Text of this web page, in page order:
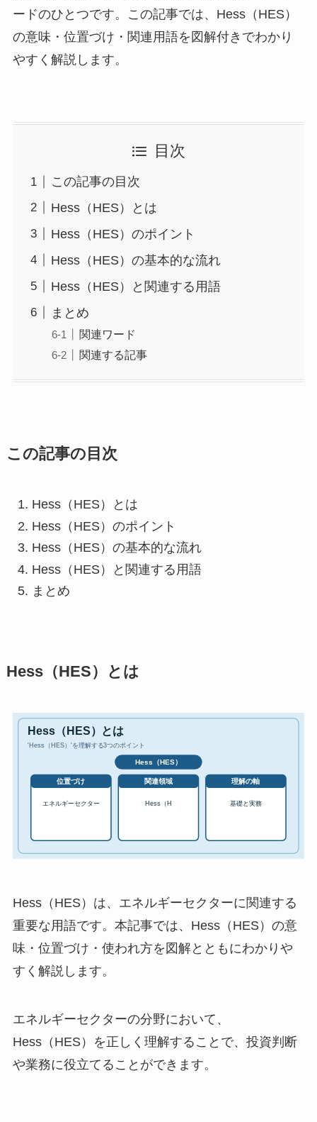
ードのひとつです。この記事では、Hess（HES）
の意味・位置づけ・関連用語を図解付きでわかり
やすく解説します。
目次
この記事の目次
Hess（HES）とは
Hess（HES）のポイント
Hess（HES）の基本的な流れ
Hess（HES）と関連する用語
まとめ
関連ワード
関連する記事
この記事の目次
Hess（HES）とは
Hess（HES）のポイント
Hess（HES）の基本的な流れ
Hess（HES）と関連する用語
まとめ
Hess（HES）とは
Hess（HES）は、エネルギーセクターに関連する
重要な用語です。本記事では、Hess（HES）の意
味・位置づけ・使われ方を図解とともにわかりや
すく解説します。
エネルギーセクターの分野において、
Hess（HES）を正しく理解することで、投資判断
や業務に役立てることができます。